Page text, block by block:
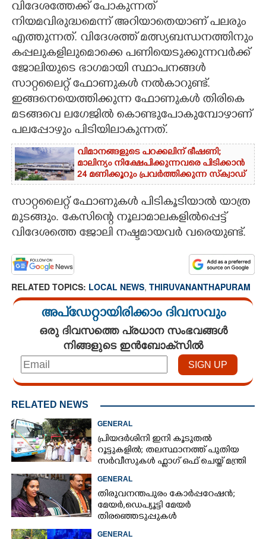
ZOOM
CONTACT US
വിദേശത്തേക്ക് പോകുന്നത്
നിയമവിരുദ്ധമെന്ന് അറിയാതെയാണ് പലരും
എത്തുന്നത്. വിദേശത്ത് മത്സ്യബന്ധനത്തിനും
കപ്പലുകളിലുമൊക്കെ പണിയെടുക്കുന്നവർക്ക്
ജോലിയുടെ ഭാഗമായി സ്ഥാപനങ്ങൾ
സാറ്റലൈറ്റ് ഫോണുകൾ നൽകാറുണ്ട്.
ഇങ്ങനെയെത്തിക്കുന്ന ഫോണുകൾ തിരികെ
മടങ്ങവെ ലഗേജിൽ കൊണ്ടുപോകുമ്പോഴാണ്
പലപ്പോഴും പിടിയിലാകുന്നത്.
വിമാനങ്ങളുടെ പറക്കലിന് ഭീഷണി;​
മാലിന്യം നിക്ഷേപിക്കുന്നവരെ പിടിക്കാൻ
24 മണിക്കൂറും പ്രവർത്തിക്കുന്ന സ്‌ക്വാഡ്
സാറ്റലൈറ്റ് ഫോണുകൾ പിടികൂടിയാൽ യാത്ര
മുടങ്ങും. കേസിന്റെ നൂലാമാലകളിൽപ്പെട്ട്
വിദേശത്തെ ജോലി നഷ്ടമായവർ വരെയുണ്ട്.
RELATED TOPICS: LOCAL NEWS, THIRUVANANTHAPURAM
അപ്ഡേറ്റായിരിക്കാം ദിവസവും
ഒരു ദിവസത്തെ പ്രധാന സംഭവങ്ങൾ
നിങ്ങളുടെ ഇൻബോക്സിൽ
RELATED NEWS
GENERAL
പ്രിയദർശിനി ഇനി കൂടുതൽ
റൂട്ടുകളിൽ; തലസ്ഥാനത്ത് പുതിയ
സർവീസുകൾ ഫ്ലാഗ് ഒഫ് ചെയ്ത് മന്ത്രി
കെ മുരളീധരൻ
GENERAL
തിരുവനന്തപുരം കോർപ്പറേഷൻ;
മേയർ, ഡെപ്യൂട്ടി മേയർ
തിരഞ്ഞെടുപ്പുകൾ
റദ്ദാക്കണമെന്നാവശ്യപ്പെട്ട് സിപിഎം
GENERAL